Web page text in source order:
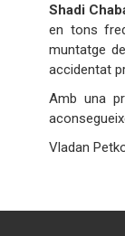
Shadi
en tons
muntatge de
accidentat
Amb una
Vladan